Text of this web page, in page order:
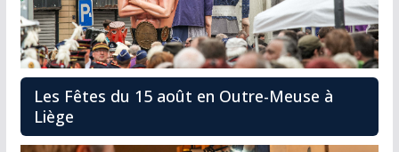
Les Fêtes du 15 août en Outre-Meuse à
Liège